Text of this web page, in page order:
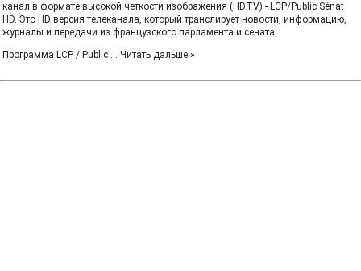
канал в формате высокой четкости изображения (HDTV) - LCP/Public Sénat
HD. Это HD версия телеканала, который транслирует новости, информацию,
журналы и передачи из французского парламента и сената.
Программа LCP / Public ... Читать дальше »